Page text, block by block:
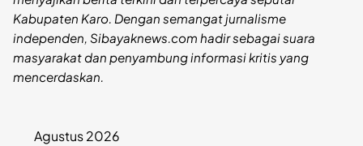
Kabupaten Karo. Dengan semangat jurnalisme
independen, Sibayaknews.com hadir sebagai suara
masyarakat dan penyambung informasi kritis yang
mencerdaskan.
Agustus 2026